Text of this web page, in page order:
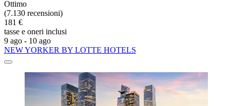
Ottimo
(7.130 recensioni)
181 €
tasse e oneri inclusi
9 ago - 10 ago
NEW YORKER BY LOTTE HOTELS